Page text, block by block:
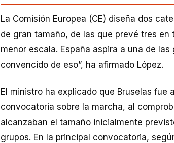
La Comisión Europea (CE) diseña dos
de gran tamaño, de las que prevé tres
menor escala. España aspira a una de las
convencido de eso”, ha afirmado López.
El ministro ha explicado que Bruselas fue
convocatoria sobre la marcha, al
alcanzaban el tamaño inicialmente
grupos. En la principal convocatoria,